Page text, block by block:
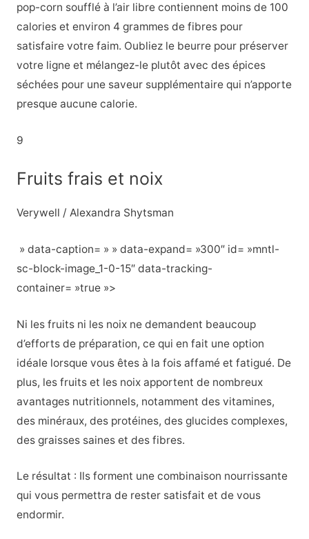
pop-corn soufflé à l’air libre contiennent moins de 100
calories et environ 4 grammes de fibres pour
satisfaire votre faim. Oubliez le beurre pour préserver
votre ligne et mélangez-le plutôt avec des épices
séchées pour une saveur supplémentaire qui n’apporte
presque aucune calorie.
9
Fruits frais et noix
Verywell / Alexandra Shytsman
» data-caption= » » data-expand= »300″ id= »mntl-
sc-block-image_1-0-15″ data-tracking-
container= »true »>
Ni les fruits ni les noix ne demandent beaucoup
d’efforts de préparation, ce qui en fait une option
idéale lorsque vous êtes à la fois affamé et fatigué. De
plus, les fruits et les noix apportent de nombreux
avantages nutritionnels, notamment des vitamines,
des minéraux, des protéines, des glucides complexes,
des graisses saines et des fibres.
Le résultat : Ils forment une combinaison nourrissante
qui vous permettra de rester satisfait et de vous
endormir.